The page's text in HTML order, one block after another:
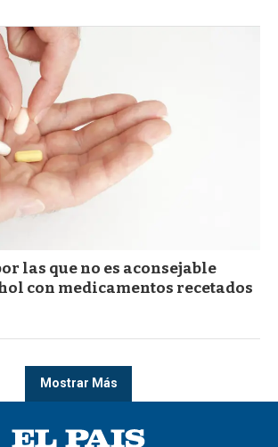
las que no es aconsejable
con medicamentos recetados
Mostrar Más